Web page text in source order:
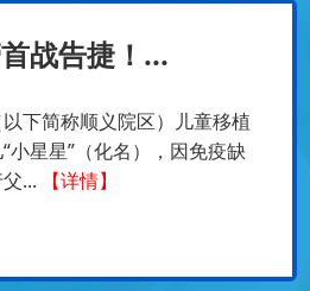
战告捷！...
下简称顺义院区）儿童移植
小星星”（化名），因免疫缺
...
【详情】